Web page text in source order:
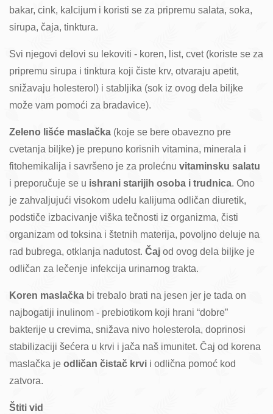
bakar, cink, kalcijum i koristi se za pripremu salata, soka,
sirupa, čaja, tinktura.
Svi njegovi delovi su lekoviti - koren, list, cvet (koriste se za
pripremu sirupa i tinktura koji čiste krv, otvaraju apetit,
snižavaju holesterol) i stabljika (sok iz ovog dela biljke
može vam pomoći za bradavice).
Zeleno lišće maslačka (koje se bere obavezno pre
cvetanja biljke) je prepuno korisnih vitamina, minerala i
fitohemikalija i savršeno je za prolećnu vitaminsku salatu
i preporučuje se u ishrani starijih osoba i trudnica. Ono
je zahvaljujući visokom udelu kalijuma odličan diuretik,
podstiče izbacivanje viška tečnosti iz organizma, čisti
organizam od toksina i štetnih materija, povoljno deluje na
rad bubrega, otklanja nadutost. Čaj od ovog dela biljke je
odličan za lečenje infekcija urinarnog trakta.
Koren maslačka bi trebalo brati na jesen jer je tada on
najbogatiji inulinom - prebiotikom koji hrani “dobre”
bakterije u crevima, snižava nivo holesterola, doprinosi
stabilizaciji šećera u krvi i jača naš imunitet. Čaj od korena
maslačka je odličan čistač krvi i odlična pomoć kod
zatvora.
Štiti vid